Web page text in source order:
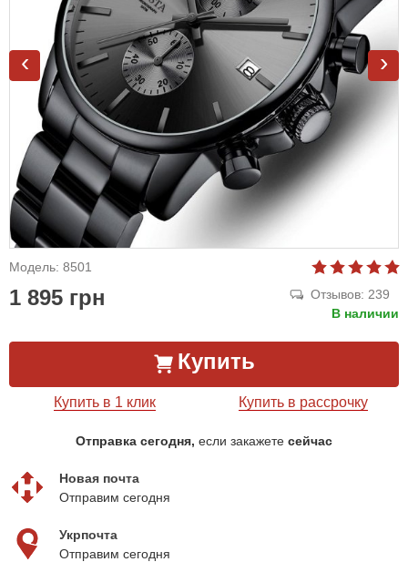
‹ ›
Модель: 8501
1 895 грн
Отзывов: 239
В наличии
Купить
Купить в 1 клик Купить в рассрочку
Отправка сегодня, если закажете сейчас
Новая почта
Отправим сегодня
Укрпочта
Отправим сегодня